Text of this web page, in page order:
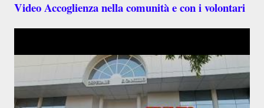
Video Accoglienza nella comunità e con i volontari